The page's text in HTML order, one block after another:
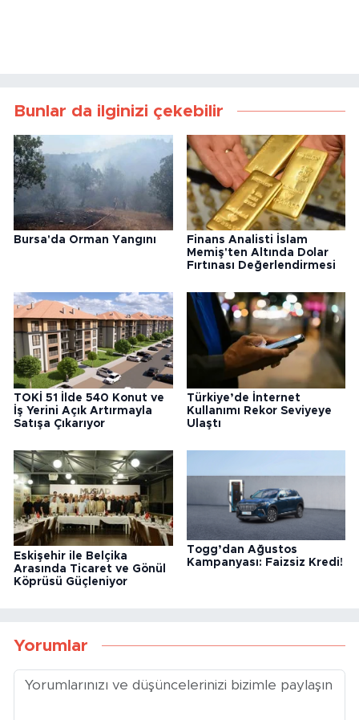
Bunlar da ilginizi çekebilir
Bursa'da Orman Yangını
Finans Analisti İslam
Memiş'ten Altında Dolar
Fırtınası Değerlendirmesi
TOKİ 51 İlde 540 Konut ve
İş Yerini Açık Artırmayla
Satışa Çıkarıyor
Türkiye’de İnternet
Kullanımı Rekor Seviyeye
Ulaştı
Eskişehir ile Belçika
Arasında Ticaret ve Gönül
Köprüsü Güçleniyor
Togg’dan Ağustos
Kampanyası: Faizsiz Kredi!
Yorumlar